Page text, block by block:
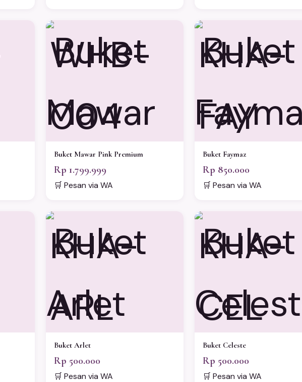
WHB-
004
Buket Mawar Pink Premium
Rp 1.799.999
🛒 Pesan via WA
KHA-
FAY
Buket Faymaz
Rp 850.000
🛒 Pesan via WA
KHA-
ARL
Buket Arlet
Rp 500.000
🛒 Pesan via WA
KHA-
CEL
Buket Celeste
Rp 500.000
🛒 Pesan via WA